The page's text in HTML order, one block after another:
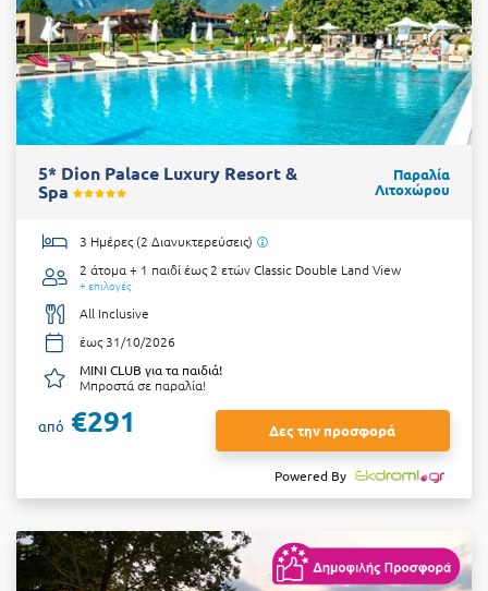
5* Dion Palace Luxury Resort &
Spa
Παραλία
Λιτοχώρου
3 Ημέρες (2 Διανυκτερεύσεις)
2 άτομα + 1 παιδί έως 2 ετώνClassic Double Land View
+ επιλογές
All Inclusive
έως 31/10/2026
MINI CLUB για τα παιδιά!
Μπροστά σε παραλία!
από €291 Δες την προσφορά
Powered By